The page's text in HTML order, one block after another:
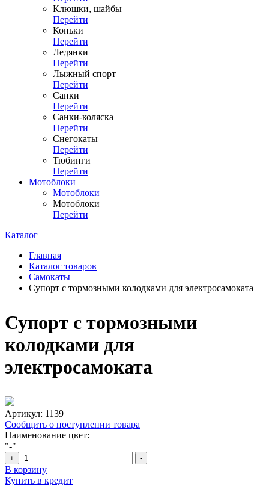
Клюшки, шайбы
Перейти
Коньки
Перейти
Ледянки
Перейти
Лыжный спорт
Перейти
Санки
Перейти
Санки-коляска
Перейти
Снегокаты
Перейти
Тюбинги
Перейти
Мотоблоки
Мотоблоки
Мотоблоки
Перейти
Каталог
Главная
Каталог товаров
Самокаты
Супорт с тормозными колодками для электросамоката
Супорт с тормозными
колодками для
электросамоката
Артикул: 1139
Сообщить о поступлении товара
Наименование цвет:
"-"
+ -
В корзину
Купить в кредит